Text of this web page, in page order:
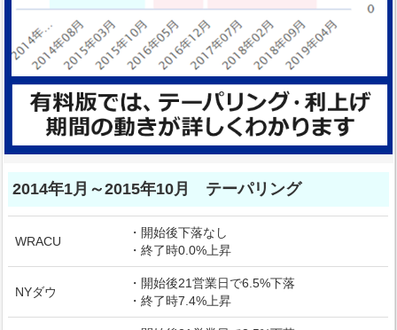
2014年1月～2015年10月 テーパリング
WRACU
・開始後下落なし
・終了時0.0%上昇
NYダウ
・開始後21営業日で6.5%下落
・終了時7.4%上昇